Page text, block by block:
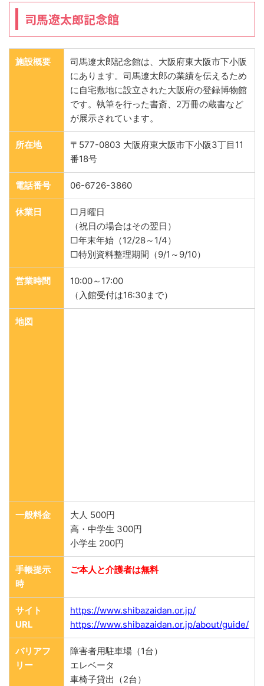
司馬遼太郎記念館
施設概要
司馬遼太郎記念館は、大阪府東大阪市下小阪
にあります。司馬遼太郎の業績を伝えるため
に自宅敷地に設立された大阪府の登録博物館
です。執筆を行った書斎、2万冊の蔵書など
が展示されています。
所在地
〒577-0803 大阪府東大阪市下小阪3丁目11
番18号
電話番号 06-6726-3860
休業日
□月曜日
（祝日の場合はその翌日）
□年末年始（12/28～1/4）
□特別資料整理期間（9/1～9/10）
営業時間
10:00～17:00
（入館受付は16:30まで）
地図
一般料金
大人 500円
高・中学生 300円
小学生 200円
手帳提示
時
ご本人と介護者は無料
サイト
URL
https://www.shibazaidan.or.jp/
https://www.shibazaidan.or.jp/about/guide/
バリアフ
リー
障害者用駐車場（1台）
エレベータ
車椅子貸出（2台）